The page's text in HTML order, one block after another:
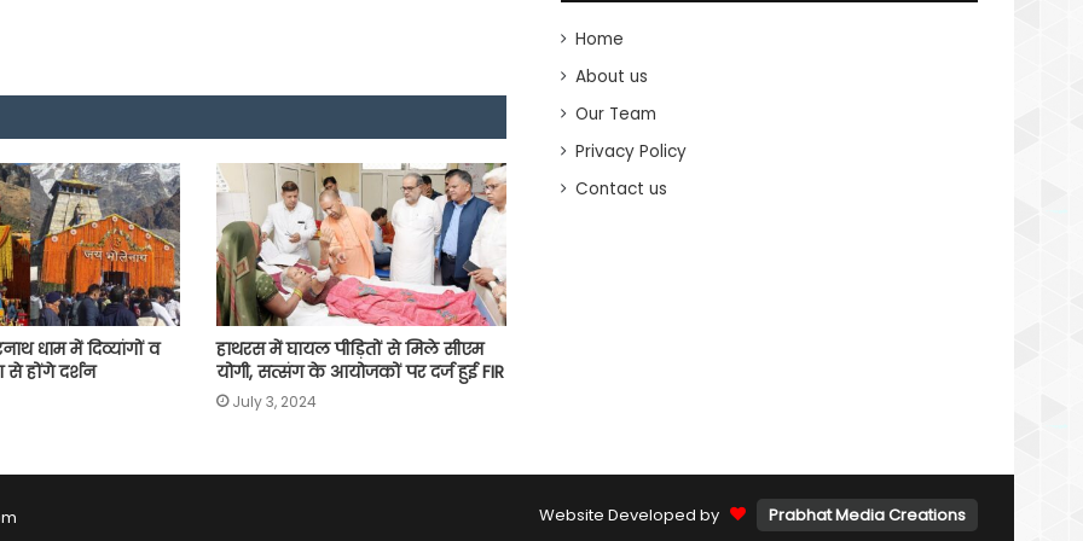
धाम में दिव्यांगों व
होंगे दर्शन
हाथरस में घायल पीड़ितों से मिले सीएम
योगी, सत्संग के आयोजकों पर दर्ज हुई FIR
July 3, 2024
Home
About us
Our Team
Privacy Policy
Contact us
Website Developed by Prabhat Media Creations